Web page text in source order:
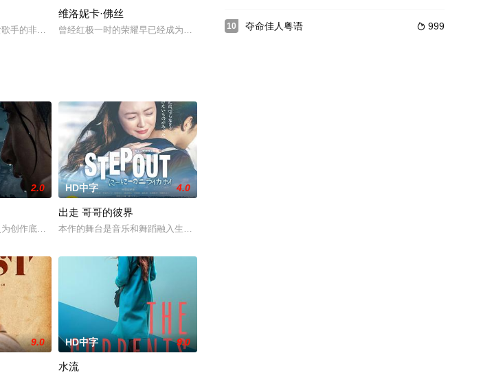
元的遗产。然而令他意外的是，遗产全部给了一个他不认识的哥哥雷蒙（达斯汀·霍夫曼 D
手的非凡故事。
维洛妮卡·佛丝
曾经红极一时的荣耀早已经成为了过去，如今维洛妮卡（洛塞尔·泽希 Rosel Zech 饰）变成了无人理会的昨日
多年轻人一样，自以为是，敏感错弱，没有被认可的才华。他们来自不同的地方，却有一个共同的愿望“出人头
2.0
创作底色，在尊重历史真实性的前提下，以年轻化、科技化的光影语言活化红色记忆，生动诠释了“艰苦创业、奋发图强、
HD中字 4.0
出走 哥哥的彼界
本作的舞台是音乐和舞蹈融入生活的冲绳。与母亲朱音、妹妹舞一起生活的照屋踊，憧憬舞蹈学校的丽莎，
9.0 HD中字 9.0
水流
10  999
夺命佳人粤语